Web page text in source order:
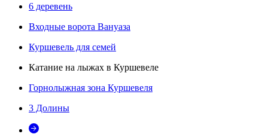
6 деревень
Входные ворота Вануаза
Куршевель для семей
Катание на лыжах в Куршевеле
Горнолыжная зона Куршевеля
3 Долины